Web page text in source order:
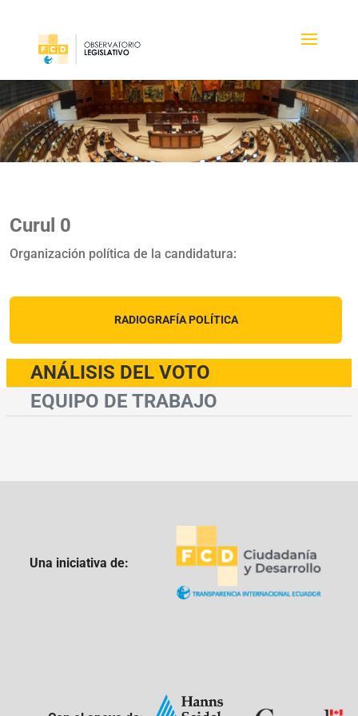
Curul 0
Organización política de la candidatura:
RADIOGRAFÍA POLÍTICA
ANÁLISIS DEL VOTO
EQUIPO DE TRABAJO
Una iniciativa de: